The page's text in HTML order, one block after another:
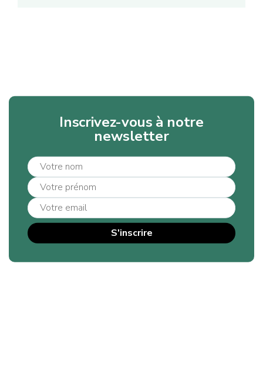
Inscrivez-vous à notre
newsletter